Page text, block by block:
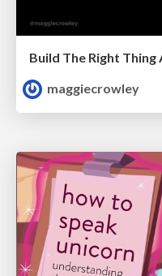
Build The Right Thing
maggiecrowley